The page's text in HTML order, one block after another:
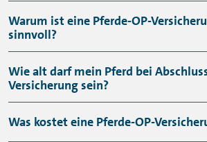
Warum ist eine Pferde-OP-
sinnvoll?
Kein Pferdehalter möchte in die
kommen, die Entscheidung für oder
eine Behandlung oder Operation
der eigenen finanziellen
Wie alt darf mein Pferd bei
Versicherung sein?
Das Alter Ihres Pferdes ist für den
Versicherungsabschluss nicht
Was kostet eine Pferde-OP-